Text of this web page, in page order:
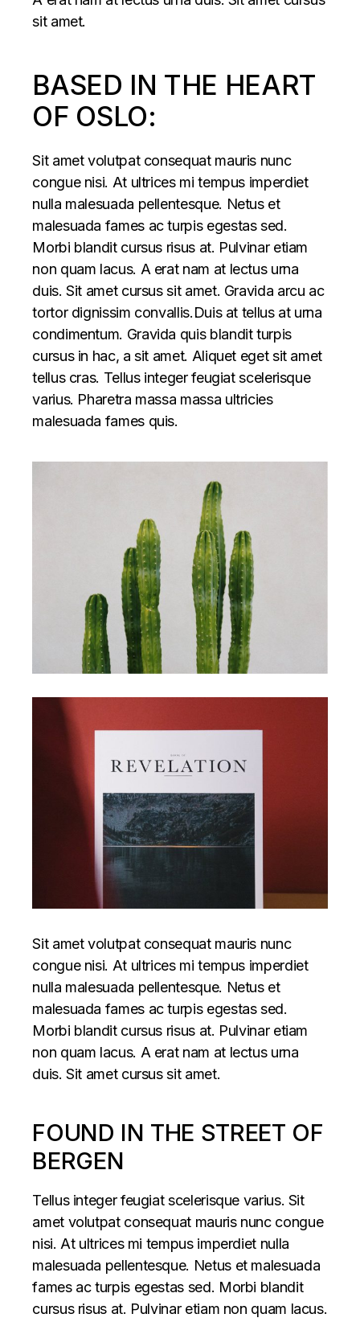
sit amet.
BASED IN THE HEART
OF OSLO:
Sit amet volutpat consequat mauris nunc
congue nisi. At ultrices mi tempus imperdiet
nulla malesuada pellentesque. Netus et
malesuada fames ac turpis egestas sed.
Morbi blandit cursus risus at. Pulvinar etiam
non quam lacus. A erat nam at lectus urna
duis. Sit amet cursus sit amet. Gravida arcu ac
tortor dignissim convallis.Duis at tellus at urna
condimentum. Gravida quis blandit turpis
cursus in hac, a sit amet. Aliquet eget sit amet
tellus cras. Tellus integer feugiat scelerisque
varius. Pharetra massa massa ultricies
malesuada fames quis.
Sit amet volutpat consequat mauris nunc
congue nisi. At ultrices mi tempus imperdiet
nulla malesuada pellentesque. Netus et
malesuada fames ac turpis egestas sed.
Morbi blandit cursus risus at. Pulvinar etiam
non quam lacus. A erat nam at lectus urna
duis. Sit amet cursus sit amet.
FOUND IN THE STREET OF
BERGEN
Tellus integer feugiat scelerisque varius. Sit
amet volutpat consequat mauris nunc congue
nisi. At ultrices mi tempus imperdiet nulla
malesuada pellentesque. Netus et malesuada
fames ac turpis egestas sed. Morbi blandit
cursus risus at. Pulvinar etiam non quam lacus.